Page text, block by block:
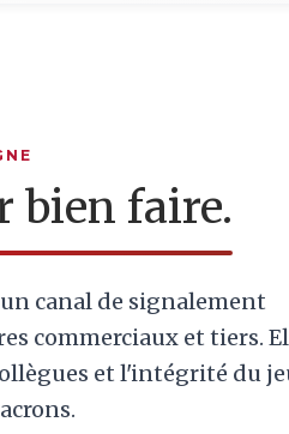
bien faire.
canal de signalement
commerciaux et tiers.
et l'intégrité du